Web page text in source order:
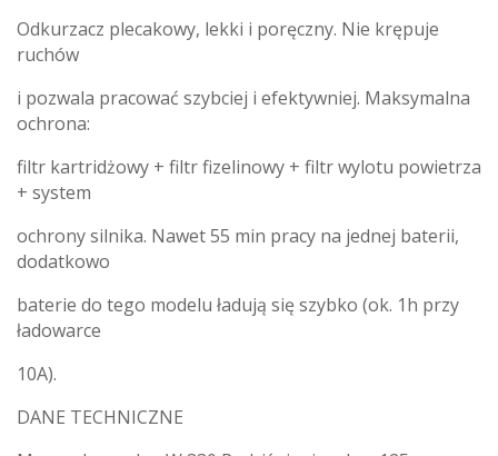
Odkurzacz plecakowy, lekki i poręczny. Nie krępuje
ruchów
i pozwala pracować szybciej i efektywniej. Maksymalna
ochrona:
filtr kartridżowy + filtr fizelinowy + filtr wylotu powietrza
+ system
ochrony silnika. Nawet 55 min pracy na jednej baterii,
dodatkowo
baterie do tego modelu ładują się szybko (ok. 1h przy
ładowarce
10A).
DANE TECHNICZNE